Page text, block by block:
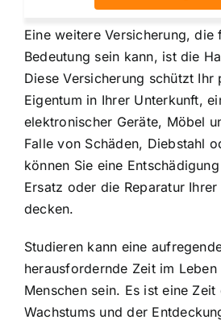
Eine weitere Versicherung, die
Bedeutung sein kann, ist die
Diese Versicherung schützt Ihr
Eigentum in Ihrer Unterkunft,
elektronischer Geräte, Möbel
Falle von Schäden, Diebstahl
können Sie eine
Ersatz oder die Reparatur
decken.
Studieren kann eine
herausfordernde Zeit im Leben
Menschen sein. Es ist eine
Wachstums und der